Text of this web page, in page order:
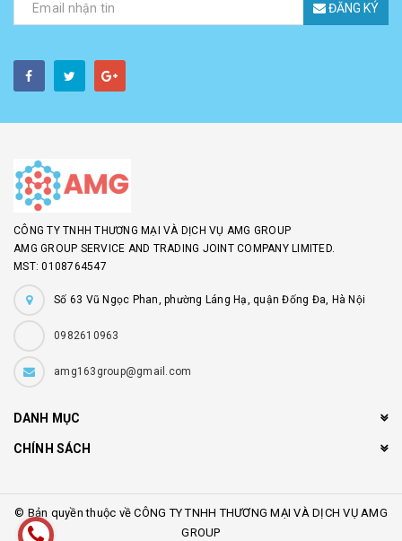
ĐĂNG KÝ
CÔNG TY TNHH THƯƠNG MẠI VÀ DỊCH VỤ AMG GROUP
AMG GROUP SERVICE AND TRADING JOINT COMPANY LIMITED.
MST: 0108764547
Số 63 Vũ Ngọc Phan, phường Láng Hạ, quận Đống Đa, Hà Nội
0982610963
amg163group@gmail.com
DANH MỤC
CHÍNH SÁCH
© Bản quyền thuộc về CÔNG TY TNHH THƯƠNG MẠI VÀ DỊCH VỤ AMG
GROUP